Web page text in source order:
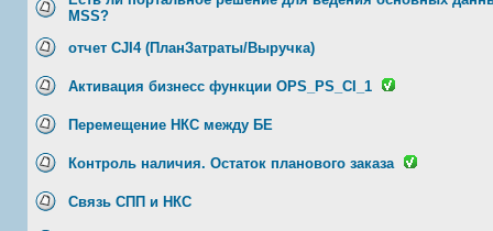
MSS?
отчет CJI4 (ПланЗатраты/Выручка)
Активация бизнесс функции OPS_PS_CI_1
Перемещение НКС между БЕ
Контроль наличия. Остаток планового заказа
Связь СПП и НКС